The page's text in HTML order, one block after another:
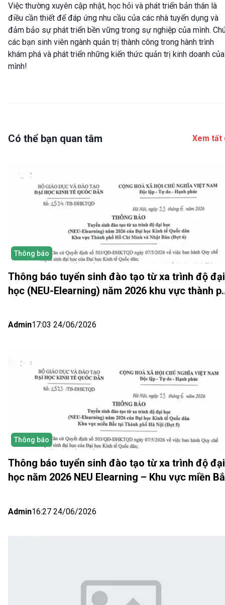
Việc thường xuyên cập nhật, học hỏi và phát triển bản thân là
điều cần thiết để đáp ứng nhu cầu của các nhà tuyển dụng và
đảm bảo sự phát triển bền vững trong sự nghiệp của mình.
các bạn sinh viên ngành quản trị thành công trong hành trình
khám phá và phát triển những kiến thức quản trị kinh doanh của
mình!
Có thể bạn quan tâm Xem tất
Thông báo
Thông báo tuyển sinh đào tạo từ xa trình độ đại
học (NEU-Elearning) năm 2026 khu vực thành
Admin17:03 24/06/2026
Thông báo
Thông báo tuyển sinh đào tạo từ xa trình độ đại
học năm 2026 NEU Elearning – Khu vực miền
Admin16:27 24/06/2026